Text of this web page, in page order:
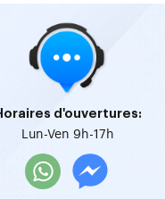
d'ouvertures:
Lun-Ven 9h-17h